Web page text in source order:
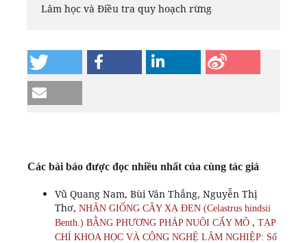
Lâm học và Điều tra quy hoạch rừng
Các bài báo được đọc nhiều nhất của cùng tác giả
Vũ Quang Nam, Bùi Văn Thắng, Nguyễn Thị
Thơ, NHÂN GIỐNG CÂY XẠ ĐEN (Celastrus hindsii
Benth.) BẰNG PHƯƠNG PHÁP NUÔI CẤY MÔ , TẠP
CHÍ KHOA HỌC VÀ CÔNG NGHỆ LÂM NGHIỆP: Số